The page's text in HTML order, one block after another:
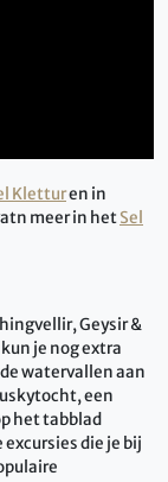
Kletturen in
meer in hetSel
Geysir &
je nog extra
watervallen aan
een
het tabblad
die je bij